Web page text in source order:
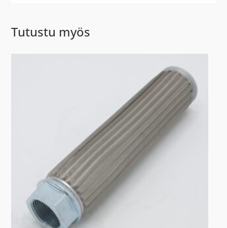
Tutustu myös